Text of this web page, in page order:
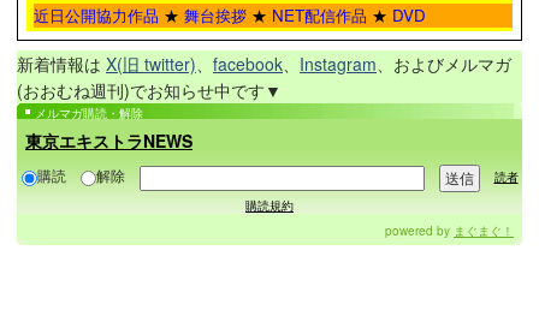
近日公開協力作品 ★ 舞台挨拶 ★ NET配信作品 ★ DVD
新着情報は X(旧 twitter)、 facebook、 Instagram、およびメルマガ
(おおむね週刊)でお知らせ中です▼
メルマガ購読・解除
東京エキストラNEWS
購読 解除
読者
購読規約
powered by まぐまぐ！